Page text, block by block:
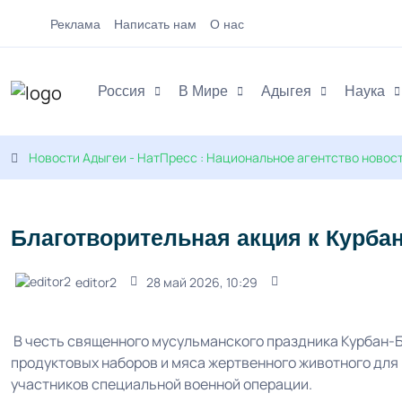
Реклама Написать нам О нас
Россия В Мире Адыгея Наука
Новости Адыгеи - НатПресс : Национальное агентство
Благотворительная акция к
editor2 28 май 2026, 10:29
В честь священного мусульманского праздника
продуктовых наборов и мяса жертвенного животного
участников специальной военной операции.